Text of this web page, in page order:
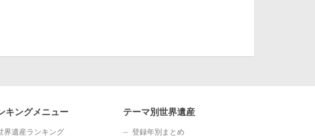
キングメニュー
界遺産ランキング
テーマ別世界遺産
登録年別まとめ